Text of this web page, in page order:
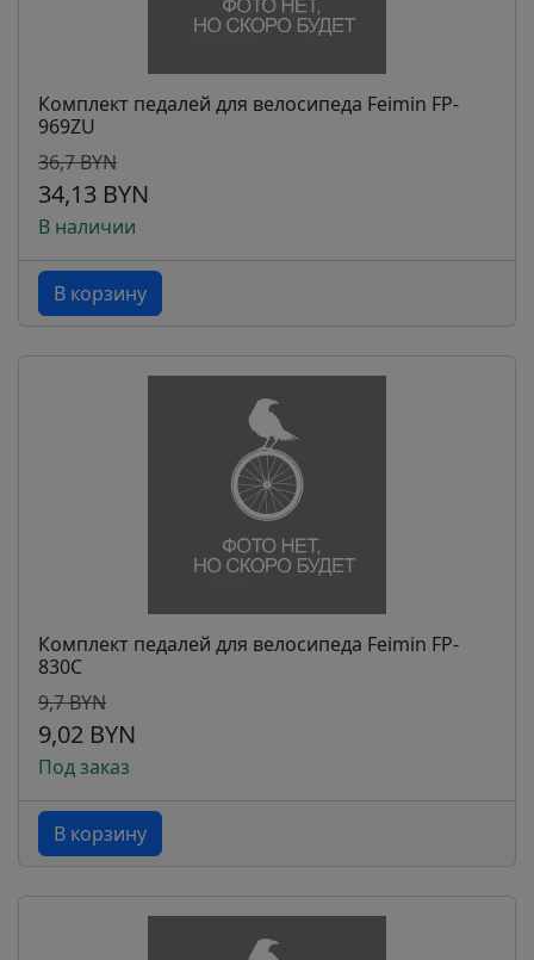
Комплект педалей для велосипеда Feimin FP-
969ZU
36,7 BYN
34,13 BYN
В наличии
В корзину
Комплект педалей для велосипеда Feimin FP-
830C
9,7 BYN
9,02 BYN
Под заказ
В корзину